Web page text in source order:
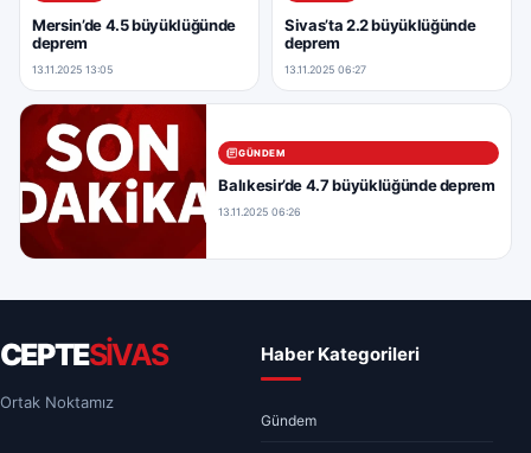
Mersin’de 4.5 büyüklüğünde
deprem
13.11.2025 13:05
Sivas’ta 2.2 büyüklüğünde
deprem
13.11.2025 06:27
GÜNDEM
Balıkesir’de 4.7 büyüklüğünde deprem
13.11.2025 06:26
CEPTESİVAS
Ortak Noktamız
Haber Kategorileri
Gündem